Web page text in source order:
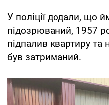
У поліції додали, що
підозрюваний, 1957
підпалив квартиру та
був затриманий.